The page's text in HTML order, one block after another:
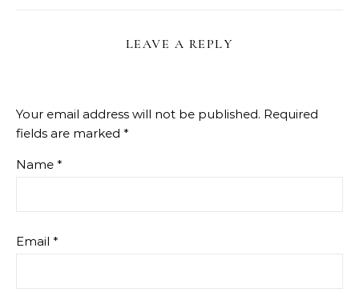
LEAVE A REPLY
Your email address will not be published. Required
fields are marked *
Name *
Email *